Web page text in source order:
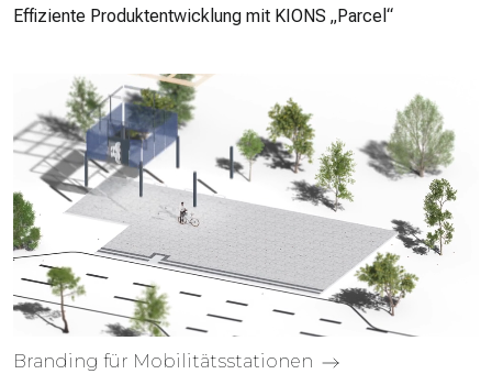
Effiziente Produktentwicklung mit KIONS „Parcel“
Branding für Mobilitäts­stationen